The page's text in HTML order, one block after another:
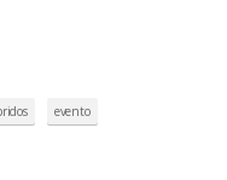
evento